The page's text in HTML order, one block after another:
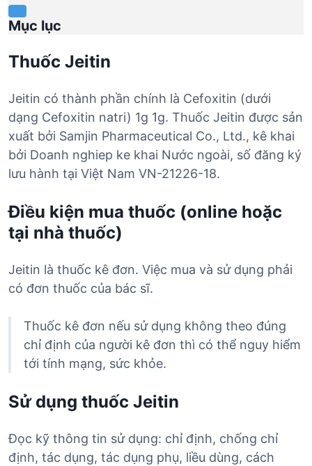
Mục lục
Thuốc Jeitin
Jeitin có thành phần chính là Cefoxitin (dưới
dạng Cefoxitin natri) 1g 1g. Thuốc Jeitin được sản
xuất bởi Samjin Pharmaceutical Co., Ltd., kê khai
bởi Doanh nghiep ke khai Nước ngoài, số đăng ký
lưu hành tại Việt Nam VN-21226-18.
Điều kiện mua thuốc (online hoặc
tại nhà thuốc)
Jeitin là thuốc kê đơn. Việc mua và sử dụng phải
có đơn thuốc của bác sĩ.
Thuốc kê đơn nếu sử dụng không theo đúng
chỉ định của người kê đơn thì có thể nguy hiểm
tới tính mạng, sức khỏe.
Sử dụng thuốc Jeitin
Đọc kỹ thông tin sử dụng: chỉ định, chống chỉ
định, tác dụng, tác dụng phụ, liều dùng, cách